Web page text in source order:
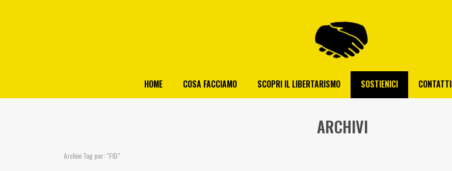
HOME COSA FACCIAMO SCOPRI IL LIBERTARISMO SOSTIENICI CONTATTI
ARCHIVI
Archivi Tag per: "FID"